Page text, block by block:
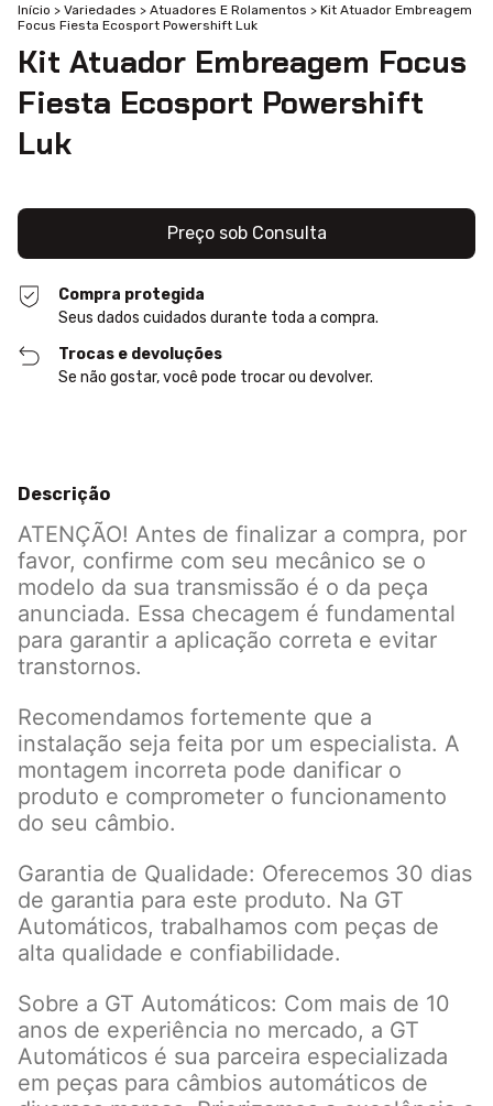
Início > Variedades > Atuadores E Rolamentos > Kit Atuador Embreagem
Focus Fiesta Ecosport Powershift Luk
Kit Atuador Embreagem Focus
Fiesta Ecosport Powershift
Luk
Compra protegida
Seus dados cuidados durante toda a compra.
Trocas e devoluções
Se não gostar, você pode trocar ou devolver.
Descrição
ATENÇÃO! Antes de finalizar a compra, por
favor, confirme com seu mecânico se o
modelo da sua transmissão é o da peça
anunciada. Essa checagem é fundamental
para garantir a aplicação correta e evitar
transtornos.
Recomendamos fortemente que a
instalação seja feita por um especialista. A
montagem incorreta pode danificar o
produto e comprometer o funcionamento
do seu câmbio.
Garantia de Qualidade: Oferecemos 30 dias
de garantia para este produto. Na GT
Automáticos, trabalhamos com peças de
alta qualidade e confiabilidade.
Sobre a GT Automáticos: Com mais de 10
anos de experiência no mercado, a GT
Automáticos é sua parceira especializada
em peças para câmbios automáticos de